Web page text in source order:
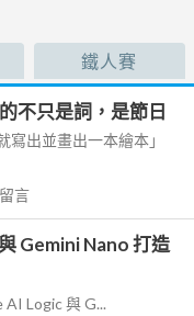
鐵人賽
不只是詞，是節日
出並畫出一本繪本」
言
Gemini Nano 打造
Logic 與 G...